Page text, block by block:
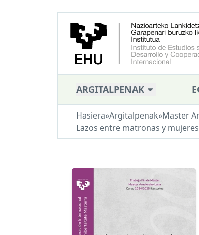
ARGITALPENAK
Hasiera»Argitalpenak»Master
Lazos entre matronas y